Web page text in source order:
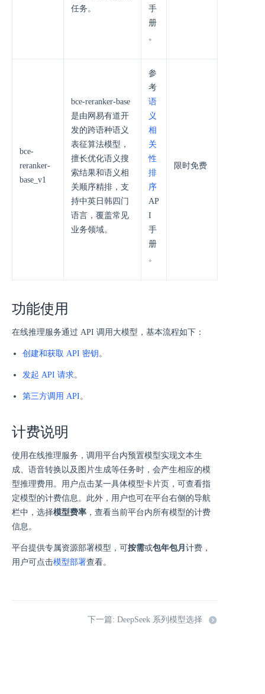
任务。
手
册
。
bce-
reranker-
base_v1
bce-reranker-base
是由网易有道开
发的跨语种语义
表征算法模型，
擅长优化语义搜
索结果和语义相
关顺序精排，支
持中英日韩四门
语言，覆盖常见
业务领域。
参
考
语
义
相
关
性
排
序
AP
I
手
册
。
限时免费
功能使用
在线推理服务通过 API 调用大模型，基本流程如下：
创建和获取 API 密钥 。
发起 API 请求。
第三方调用 API 。
计费说明
使用在线推理服务，调用平台内预置模型实现文本生
成、语音转换以及图片生成等任务时，会产生相应的模
型推理费用。用户点击某一具体模型卡片页，可查看指
定模型的计费信息。此外，用户也可在平台右侧的导航
栏中，选择模型费率 ，查看当前平台内所有模型的计费
信息。
平台提供专属资源部署模型，可按需或包年包月 计费，
用户可点击模型部署查看。
下一篇: DeepSeek 系列模型选择